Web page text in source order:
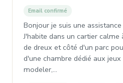
Email confirmé
Bonjour je suis une
J'habite dans un cartier
de dreux et côté d'un parc
d'une chambre dédié aux
modeler,…